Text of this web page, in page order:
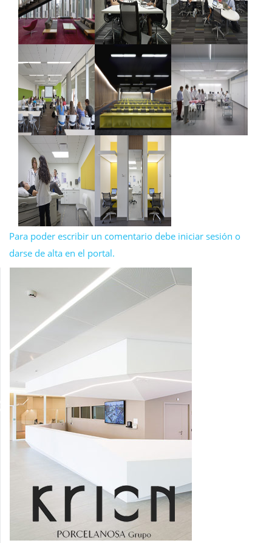
Para poder escribir un comentario debe iniciar sesión o
darse de alta en el portal.